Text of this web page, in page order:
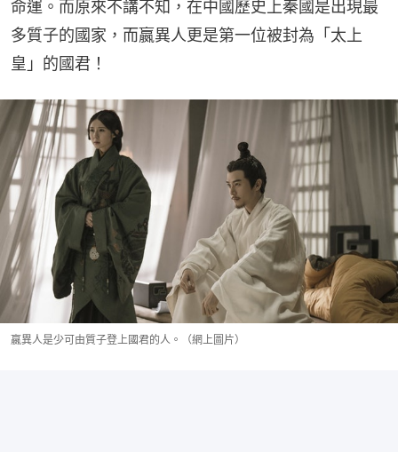
命運。而原來不講不知，在中國歷史上秦國是出現最
多質子的國家，而嬴異人更是第一位被封為「太上
皇」的國君！
嬴異人是少可由質子登上國君的人。（網上圖片）